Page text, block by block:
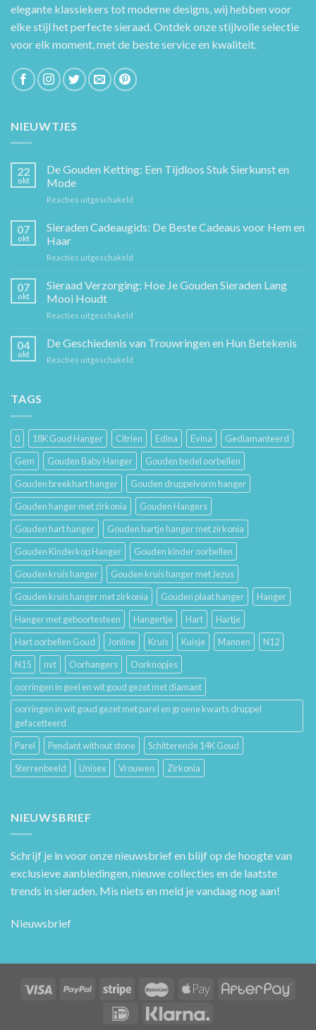
elegante klassiekers tot moderne designs, wij hebben voor
elke stijl het perfecte sieraad. Ontdek onze stijlvolle selectie
voor elk moment, met de beste service en kwaliteit.
NIEUWTJES
22
okt
De Gouden Ketting: Een Tijdloos Stuk Sierkunst en
Mode
Reacties uitgeschakeld
Gouden
Sierkunst
07
okt
Sieraden Cadeaugids: De Beste Cadeaus voor Hem en
Haar
Reacties uitgeschakeld
Cadeaugids:
De
Hem
07
okt
Sieraad Verzorging: Hoe Je Gouden Sieraden Lang
Mooi Houdt
Reacties uitgeschakeld
Verzorging:
04
okt
De Geschiedenis van Trouwringen en Hun Betekenis
Reacties uitgeschakeld
Hun
Betekenis
TAGS
0 18K Goud Hanger Citrien Edina Evina
Gediamanteerd
Gem
Gouden Baby Hanger
Gouden bedel oorbellen
Gouden breekhart hanger
Gouden druppelvorm hanger
Gouden hanger met zirkonia
Gouden Hangers
Gouden hart hanger
Gouden hartje hanger met zirkonia
Gouden Kinderkop Hanger
Gouden kinder oorbellen
Gouden kruis hanger
Gouden kruis hanger met Jezus
Gouden kruis hanger met zirkonia
Gouden plaat hanger
Hanger
Hanger met geboortesteen
Hangertje Hart
Hartje
Hart oorbellen Goud
Jonline Kruis Kuisje Mannen
N12
N15
nvt Oorhangers
Oorknopjes
oorringen in geel en wit goud gezet met diamant
oorringen in wit goud gezet met parel en groene kwarts druppel
gefacetteerd
Parel
Pendant without stone
Schitterende 14K Goud
Sterrenbeeld
Unisex Vrouwen Zirkonia
NIEUWSBRIEF
Schrijf je in voor onze nieuwsbrief en blijf op de hoogte van
exclusieve aanbiedingen, nieuwe collecties en de laatste
trends in sieraden. Mis niets en meld je vandaag nog aan!
Nieuwsbrief